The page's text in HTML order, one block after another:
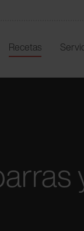
Recetas